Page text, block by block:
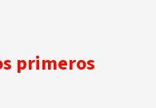
primeros